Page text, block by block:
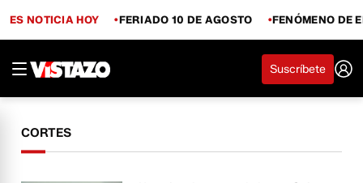
ES NOTICIA HOY FERIADO 10 DE AGOSTO FENÓMENO DE
Suscríbete
CORTES